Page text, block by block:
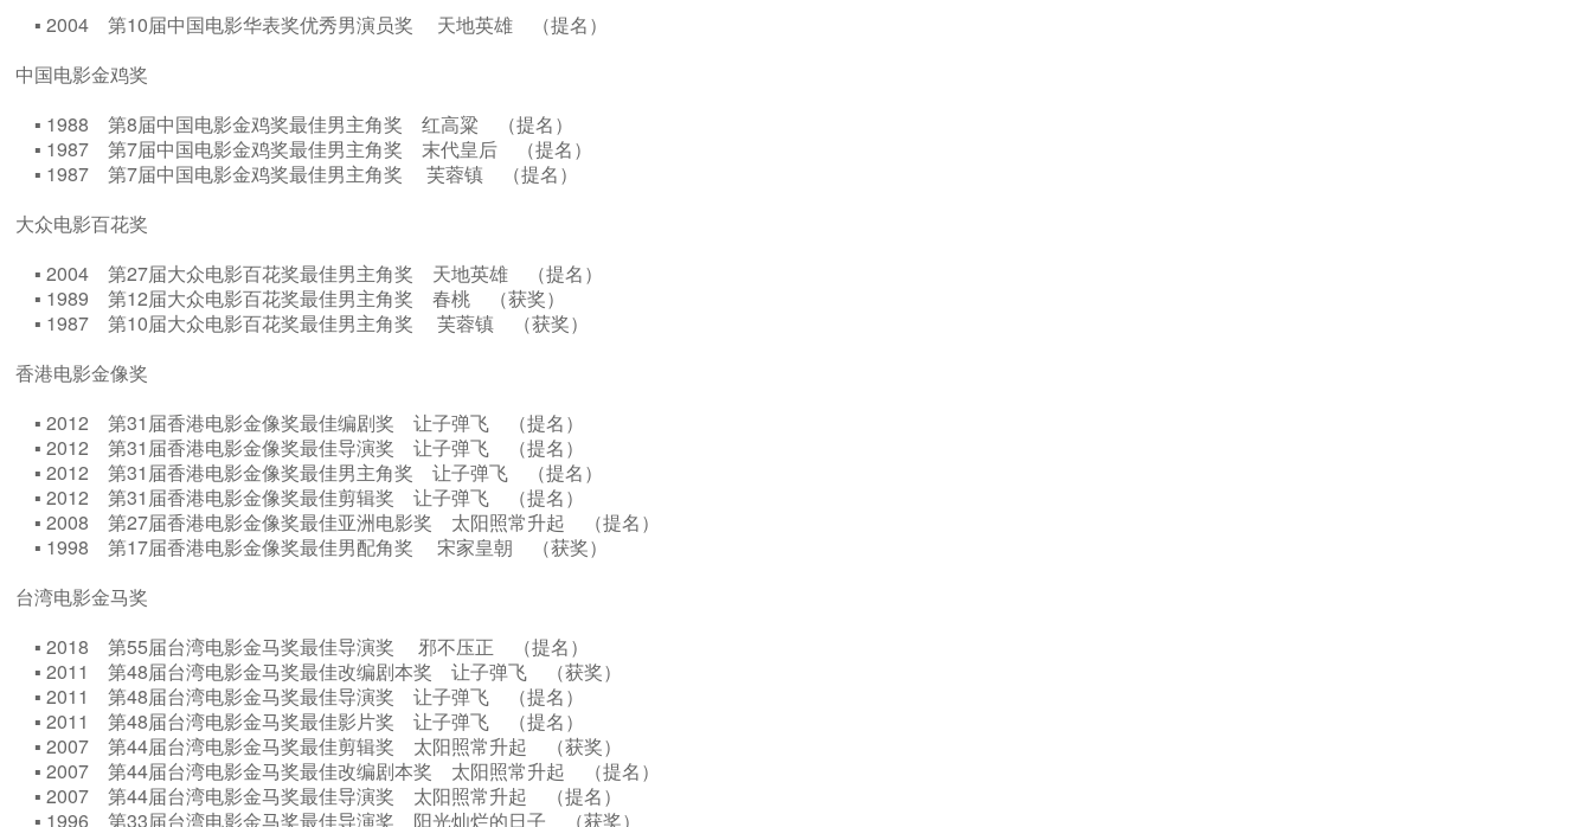
▪ 2004 第10届中国电影华表奖优秀男演员奖 天地英雄 （提名）
中国电影金鸡奖
▪ 1988 第8届中国电影金鸡奖最佳男主角奖 红高粱 （提名）
▪ 1987 第7届中国电影金鸡奖最佳男主角奖 末代皇后 （提名）
▪ 1987 第7届中国电影金鸡奖最佳男主角奖 芙蓉镇 （提名）
大众电影百花奖
▪ 2004 第27届大众电影百花奖最佳男主角奖 天地英雄 （提名）
▪ 1989 第12届大众电影百花奖最佳男主角奖 春桃 （获奖）
▪ 1987 第10届大众电影百花奖最佳男主角奖 芙蓉镇 （获奖）
香港电影金像奖
▪ 2012 第31届香港电影金像奖最佳编剧奖 让子弹飞 （提名）
▪ 2012 第31届香港电影金像奖最佳导演奖 让子弹飞 （提名）
▪ 2012 第31届香港电影金像奖最佳男主角奖 让子弹飞 （提名）
▪ 2012 第31届香港电影金像奖最佳剪辑奖 让子弹飞 （提名）
▪ 2008 第27届香港电影金像奖最佳亚洲电影奖 太阳照常升起 （提名）
▪ 1998 第17届香港电影金像奖最佳男配角奖 宋家皇朝 （获奖）
台湾电影金马奖
▪ 2018 第55届台湾电影金马奖最佳导演奖 邪不压正 （提名）
▪ 2011 第48届台湾电影金马奖最佳改编剧本奖 让子弹飞 （获奖）
▪ 2011 第48届台湾电影金马奖最佳导演奖 让子弹飞 （提名）
▪ 2011 第48届台湾电影金马奖最佳影片奖 让子弹飞 （提名）
▪ 2007 第44届台湾电影金马奖最佳剪辑奖 太阳照常升起 （获奖）
▪ 2007 第44届台湾电影金马奖最佳改编剧本奖 太阳照常升起 （提名）
▪ 2007 第44届台湾电影金马奖最佳导演奖 太阳照常升起 （提名）
▪ 1996 第33届台湾电影金马奖最佳导演奖 阳光灿烂的日子 （获奖）